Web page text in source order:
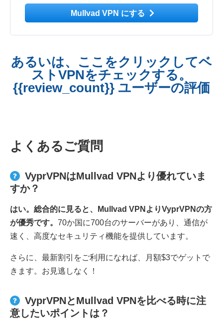
Mullvad VPN にする
あるいは、ここをクリックしてベ
ストVPNをチェックする。
{{review_count}} ユーザーの評価
よくあるご質問
VyprVPNはMullvad VPNより優れていま
すか？
はい。総合的に見ると、Mullvad VPNよりVyprVPNの方
が優秀です。 70か国に700台のサーバーがあり、通信が
速く、高度なセキュリティ機能を提供しています。
さらに、最新割引をご利用になれば、月額$3でゲットで
きます。お見逃しなく！
VyprVPNとMullvad VPNを比べる時に注
意したいポイントは？